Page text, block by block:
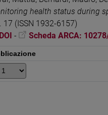
health status during
17 (ISSN 1932-6157)
DOI - Scheda ARCA: